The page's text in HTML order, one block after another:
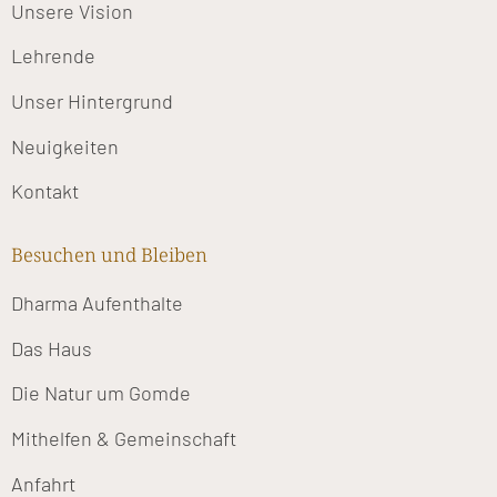
Unsere Vision
Lehrende
Unser Hintergrund
Neuigkeiten
Kontakt
Besuchen und Bleiben
Dharma Aufenthalte
Das Haus
Die Natur um Gomde
Mithelfen & Gemeinschaft
Anfahrt